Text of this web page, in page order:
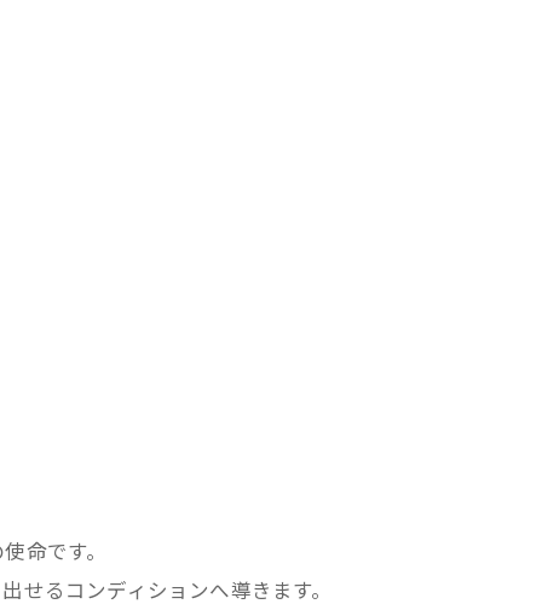
命です。
るコンディションへ導きます。